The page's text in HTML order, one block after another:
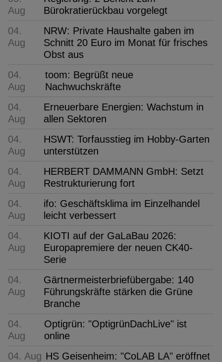
Aug
Bürokratierückbau vorgelegt
04.
Aug
NRW: Private Haushalte gaben im
Schnitt 20 Euro im Monat für frisches
Obst aus
04.
Aug
toom: Begrüßt neue
Nachwuchskräfte
04.
Aug
Erneuerbare Energien: Wachstum in
allen Sektoren
04.
Aug
HSWT: Torfausstieg im Hobby-Garten
unterstützen
04.
Aug
HERBERT DAMMANN GmbH: Setzt
Restrukturierung fort
04.
Aug
ifo: Geschäftsklima im Einzelhandel
leicht verbessert
04.
Aug
KIOTI auf der GaLaBau 2026:
Europapremiere der neuen CK40-
Serie
04.
Aug
Gärtnermeisterbriefübergabe: 140
Führungskräfte stärken die Grüne
Branche
04.
Aug
Optigrün: "OptigrünDachLive" ist
online
04. Aug HS Geisenheim: "CoLAB LA" eröffnet